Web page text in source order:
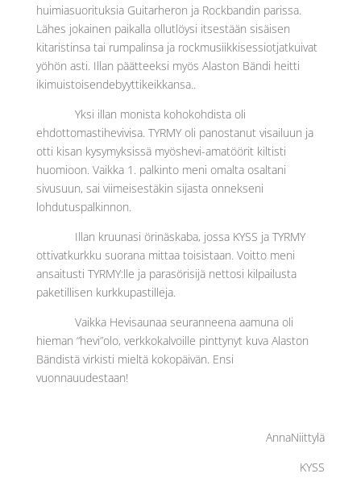
huimiasuorituksia Guitarheron ja Rockbandin parissa.
Lähes jokainen paikalla ollutlöysi itsestään sisäisen
kitaristinsa tai rumpalinsa ja rockmusiikkisessiotjatkuivat
yöhön asti. Illan päätteeksi myös Alaston Bändi heitti
ikimuistoisendebyyttikeikkansa..
Yksi illan monista kohokohdista oli
ehdottomastihevivisa. TYRMY oli panostanut visailuun ja
otti kisan kysymyksissä myöshevi-amatöörit kiltisti
huomioon. Vaikka 1. palkinto meni omalta osaltani
sivusuun, sai viimeisestäkin sijasta onnekseni
lohdutuspalkinnon.
Illan kruunasi örinäskaba, jossa KYSS ja TYRMY
ottivatkurkku suorana mittaa toisistaan. Voitto meni
ansaitusti TYRMY:lle ja parasörisijä nettosi kilpailusta
paketillisen kurkkupastilleja.
Vaikka Hevisaunaa seuranneena aamuna oli
hieman “hevi”olo, verkkokalvoille pinttynyt kuva Alaston
Bändistä virkisti mieltä kokopäivän. Ensi
vuonnauudestaan!
AnnaNiittylä
KYSS